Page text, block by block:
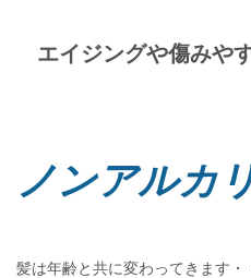
エイジングや傷みや
ノンアルカ
髪は年齢と共に変わってきます